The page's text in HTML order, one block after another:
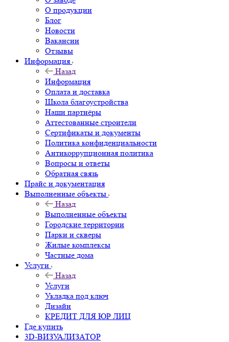
О продукции
Блог
Новости
Вакансии
Отзывы
Информация
Назад
Информация
Оплата и доставка
Школа благоустройства
Наши партнёры
Аттестованные строители
Сертификаты и документы
Политика конфиденциальности
Антикоррупционная политика
Вопросы и ответы
Обратная связь
Прайс и документация
Выполненные объекты
Назад
Выполненные объекты
Городские территории
Парки и скверы
Жилые комплексы
Частные дома
Услуги
Назад
Услуги
Укладка под ключ
Дизайн
КРЕДИТ ДЛЯ ЮР ЛИЦ
Где купить
3D-ВИЗУАЛИЗАТОР